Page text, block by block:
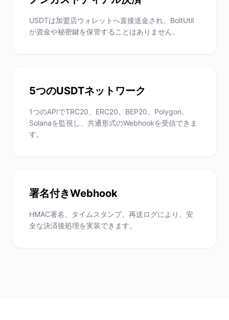
USDTは加盟店ウォレットへ直接送金され、BoltUtil
が資金や秘密鍵を保管することはありません。
5つのUSDTネットワーク
1つのAPIでTRC20、ERC20、BEP20、Polygon、
Solanaを監視し、共通形式のWebhookを受信できま
す。
署名付きWebhook
HMAC署名、タイムスタンプ、再送ログにより、安
全な決済後処理を実装できます。